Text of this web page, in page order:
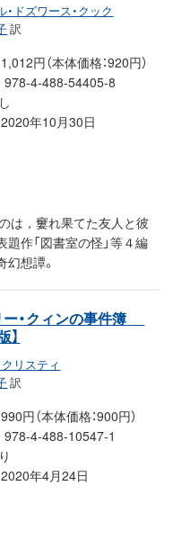
・ドズワース・クック
訳
1,012円（本体価格：920円）
978-4-488-54405-8
2020年10月30日
は，窶れ果てた友人と彼
作「図書室の怪」等４編
想譚。
・クィンの事件簿
】
クリスティ
訳
990円（本体価格：900円）
978-4-488-10547-1
2020年4月24日